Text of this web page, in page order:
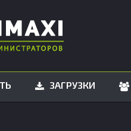
ЗАГРУЗКИ